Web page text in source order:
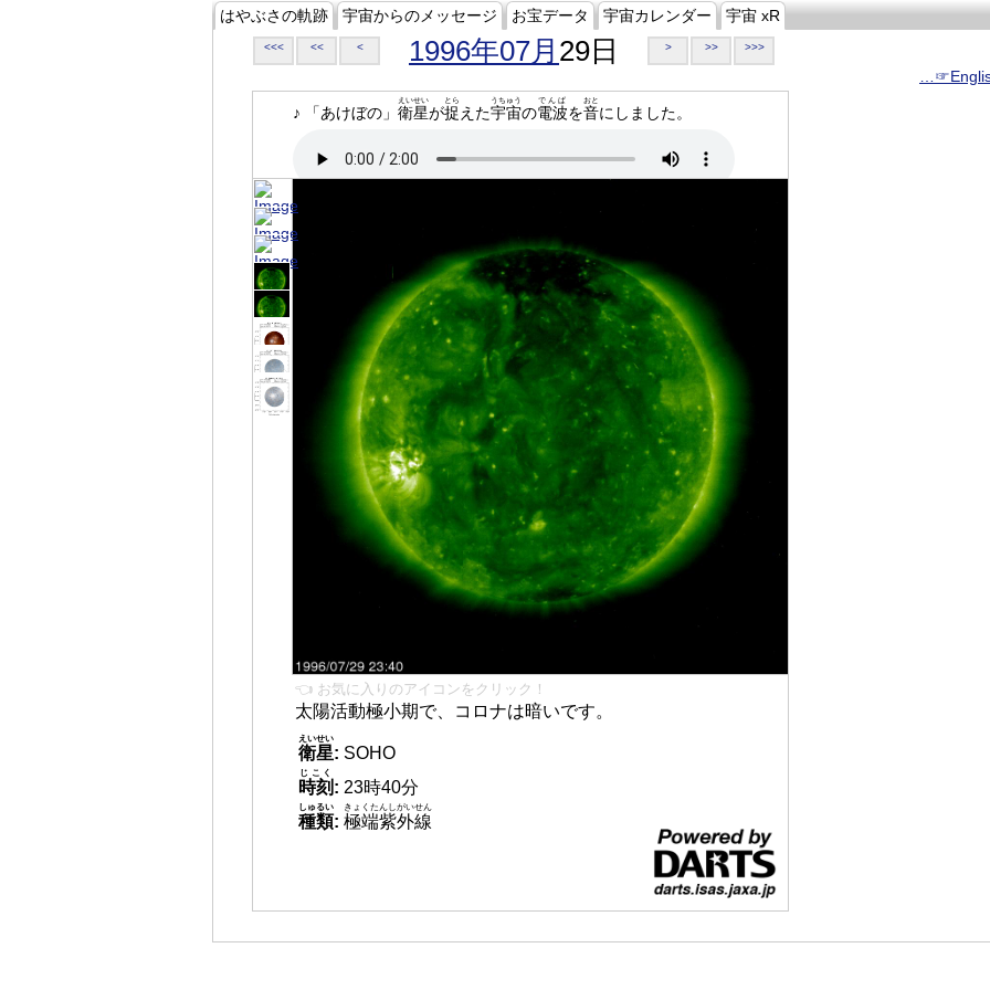
はやぶさの軌跡 宇宙からのメッセージ お宝データ 宇宙カレンダー 宇宙 xR
<<< << < 1996年07月 29日 > >> >>>
♪ 「あけぼの」 衛星
えいせい
が捉
とら
えた宇宙
うちゅう
の電波
でんぱ
を音
おと
にしました。
👈 お気に入りのアイコンをクリック！
太陽活動極小期で、コロナは暗いです。
衛星
えいせい
: SOHO
時刻
じこく
: 23時40分
種類
しゅるい
: 極端紫外線
きょくたんしがいせん